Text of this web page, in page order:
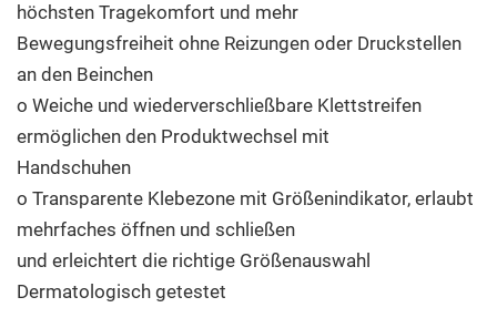
höchsten Tragekomfort und mehr
Bewegungsfreiheit ohne Reizungen oder Druckstellen
an den Beinchen
o Weiche und wiederverschließbare Klettstreifen
ermöglichen den Produktwechsel mit
Handschuhen
o Transparente Klebezone mit Größenindikator, erlaubt
mehrfaches öffnen und schließen
und erleichtert die richtige Größenauswahl
Dermatologisch getestet